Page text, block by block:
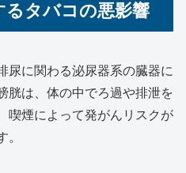
るタバコの悪影響
尿に関わる泌尿器系の臓器に
胱は、体の中でろ過や排泄を
喫煙によって発がんリスクが
。